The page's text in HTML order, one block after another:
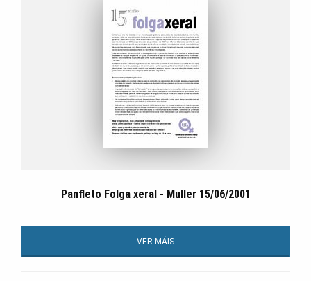
Panfleto Folga xeral - Muller 15/06/2001
VER MÁIS